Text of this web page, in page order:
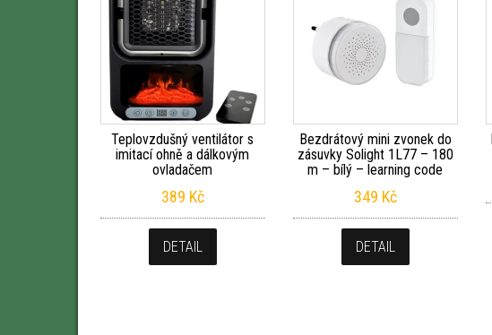
Teplovzdušný ventilátor s
imitací ohně a dálkovým
ovladačem
389 Kč
DETAIL
Bezdrátový mini zvonek do
zásuvky Solight 1L77 – 180
m – bílý – learning code
349 Kč
DETAIL